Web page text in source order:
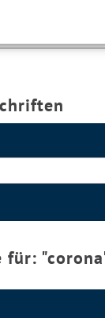
für: "corona